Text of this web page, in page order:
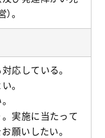
。
応している。
。
実施に当たって
願いしたい。